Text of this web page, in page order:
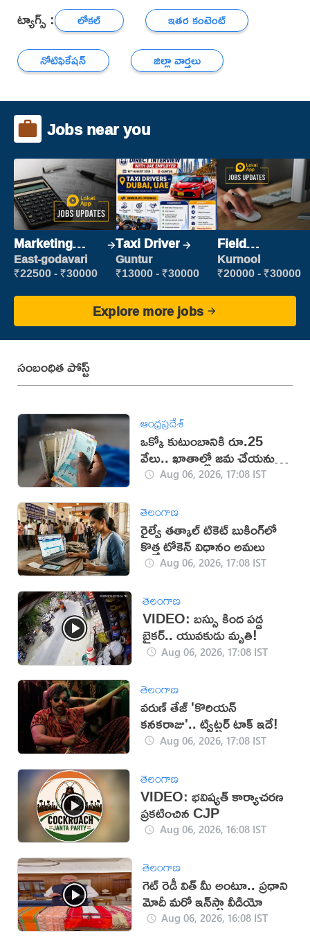
ట్యాగ్స్ : లోకల్
ఇతర కంటెంట్
నోటిఫికేషన్
జిల్లా వార్తలు
Jobs near you
Marketing
Executive
East-godavari
₹22500 - ₹30000
Taxi Driver
Guntur
₹13000 - ₹30000
Field
Marketing
Executive
Kurnool
₹20000 - ₹30000
Explore more jobs
సంబంధిత పోస్ట్
ఆంధ్రప్రదేశ్
ఒక్కో కుటుంబానికి రూ.25
వేలు.. ఖాతాల్లో జ‌మ చేయ‌నున్న
ప్ర‌భుత్వం..!
Aug 06, 2026, 17:08 IST
తెలంగాణ
రైల్వే తత్కాల్ టికెట్ బుకింగ్‌లో
కొత్త టోకెన్ విధానం అమలు
Aug 06, 2026, 17:08 IST
తెలంగాణ
VIDEO: బస్సు కింద పడ్డ
బైకర్.. యువకుడు మృతి!
Aug 06, 2026, 17:08 IST
తెలంగాణ
వరుణ్ తేజ్ 'కొరియన్
కనకరాజు'.. ట్విట్టర్ టాక్ ఇదే!
Aug 06, 2026, 17:08 IST
తెలంగాణ
VIDEO: భవిష్యత్ కార్యాచరణ
ప్రకటించిన CJP
Aug 06, 2026, 16:08 IST
తెలంగాణ
గెట్ రెడీ విత్ మీ అంటూ.. ప్రధాని
మోదీ మరో ఇన్‌స్టా వీడియో
Aug 06, 2026, 16:08 IST